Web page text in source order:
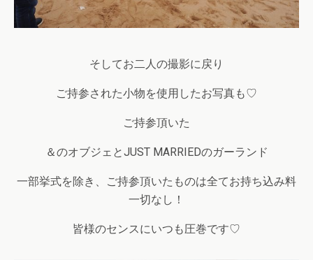
そしてお二人の撮影に戻り
ご持参された小物を使用したお写真も♡
ご持参頂いた
＆のオブジェとJUST MARRIEDのガーランド
一部挙式を除き、ご持参頂いたものは全てお持ち込み料
一切なし！
皆様のセンスにいつも圧巻です♡